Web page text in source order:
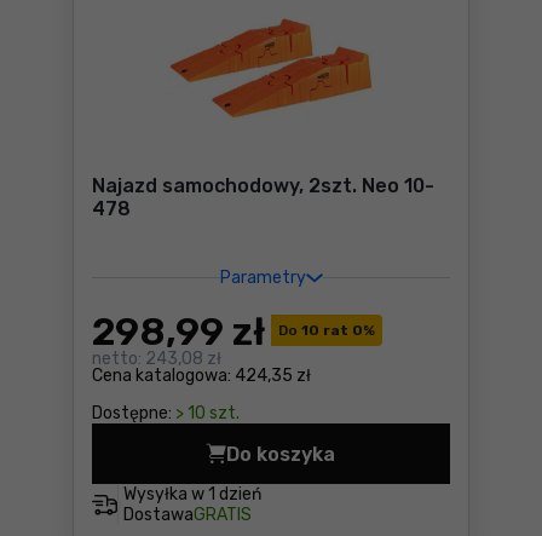
Najazd samochodowy, 2szt. Neo 10-
478
Parametry
Do 10 rat 0%
Cena katalogowa: 424,35 zł
298,99 zł
netto: 243,08 zł
Dostępne: > 10 szt.
Wysyłka w 1 dzień
DostawaGRATIS
Do koszyka
Najazd samochodowy,